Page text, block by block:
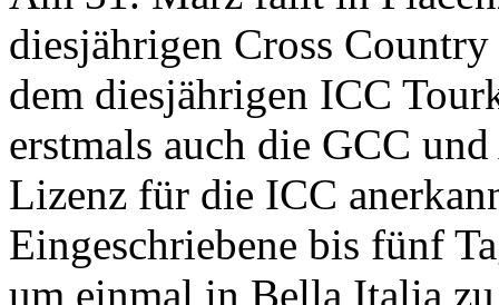
diesjährigen Cross
dem diesjährigen ICC
erstmals auch die GCC
Lizenz für die ICC
Eingeschriebene bis fünf
um einmal in Bella Italia